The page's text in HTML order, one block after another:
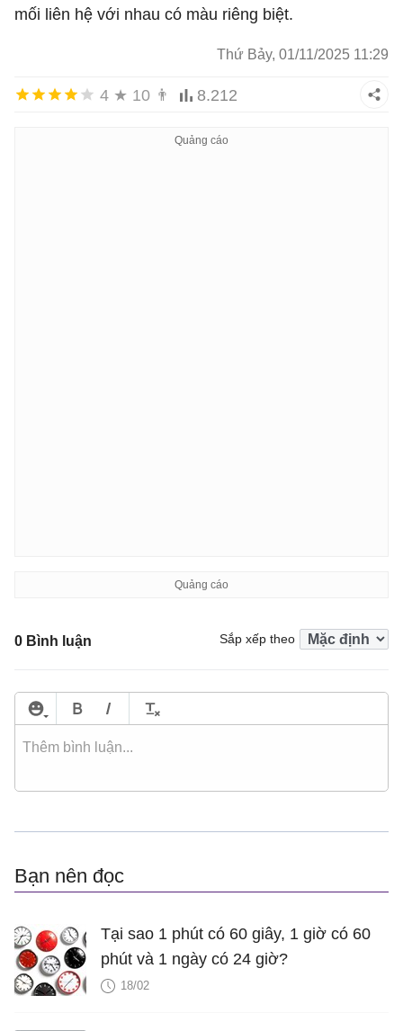
mối liên hệ với nhau có màu riêng biệt.
Thứ Bảy, 01/11/2025 11:29
4 ★ 10 👨 8.212
0 Bình luận Sắp xếp theo
Bạn nên đọc
Tại sao 1 phút có 60 giây, 1 giờ có 60
phút và 1 ngày có 24 giờ?
18/02